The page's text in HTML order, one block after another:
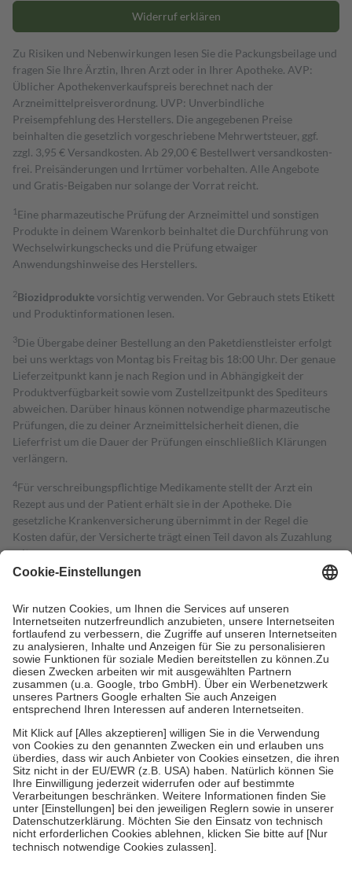
Widerruf erklären
Zu Risiken und Nebenwirkungen lesen Sie die Packungsbeilage und
fragen Sie Ihre Ärztin, Ihren Arzt oder in Ihrer Apotheke. AVP:
Üblicher Apothekenverkaufspreis berechnet nach der
Arzneimittelpreisverordnung. UVP: Unverbindliche
Preisempfehlung des Herstellers. Die angegebenen Preise
beinhalten die gesetzlich vorgeschriebene Mehrwertsteuer, ggf.
zzgl. 3,95 € Versandkosten. Ab 29,00 € Bestell­wert versand­kosten­
frei. Preisänderungen und Irrtümer vorbehalten. Alle Angebote
und Gratis-Beigaben nur solange der Vorrat reicht.
1 Eine pharmazeutische Prüfung der Arzneimittel und sonstigen
Produkte in deinem Warenkorb beinhaltet die Durchführung von
Wechselwirkungschecks und die Prüfung etwaiger
Anwendungshinweise des Herstellers.
2Biozidproduktevorsichtig verwenden. Vor Gebrauch stets Etikett
und Produktinformationen lesen.
3Die Übergabe deiner Bestellung an den Paketdienstleister erfolgt
bei uns werktags von Montag bis Freitag bis 18:00 Uhr. Der genaue
Lieferzeitpunkt kann je nach Region und in Abhängigkeit der
Produktverfügbarkeit sowie vom Zustellzeitpunkt des Spediteurs
abweichen. Darüber hinaus können notwendige pharmazeutische
Prüfungen, die zu deiner Arzneimittelsicherheit dienen, die
Lieferfrist um die Dauer der Prüfungen einschließlich Klärungen
verlängern.
4Für verschreibungspflichtige Medikamente stellt der Arzt ein
Rezept aus und der Patient erhält sie in der Apotheke. Die
gesetzliche Krankenversicherung übernimmt in der Regel die
Kosten dafür, der Versicherte trägt einen Teil davon als Zuzahlung
mit.
Grundsätzlich leisten Mitglieder Zuzahlungen in Höhe von zehn
höchstens zehn Euro.
Es sind jedoch nie mehr als die tatsächlichen
Kosten der Leistung zu entrichten.
Diese Regeln gelten grundsätzlich auch für Online-Apotheken.
Bei Heilmitteln und häuslicher Krankenpflege beträgt die
Zuzahlung zehn Prozent der Kosten sowie zehn Euro je
Verordnung.
Um das Engagement der Versicherten für ihre eigene Gesundheit zu
stärken und die besondere Stellung der Familie zu unterstützen,
fallenkeine Zuzahlungenan bei:
• Kindern und Jugendlichen bis zum vollendeten 18. Lebensjahr
mit Ausnahme der Fahrkosten
• Untersuchungen zur Vorsorge und Früherkennung, die von der
GKV getragen werden
• empfohlenen Schutzimpfungen
• Harn- und Blutteststreifen